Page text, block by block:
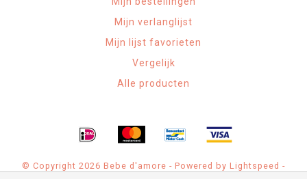
Mijn verlanglijst
Mijn lijst favorieten
Vergelijk
Alle producten
© Copyright 2026 Bebe d'amore - Powered by Lightspeed -